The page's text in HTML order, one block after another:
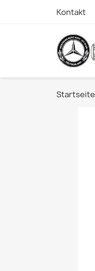
Kontakt
Startseite